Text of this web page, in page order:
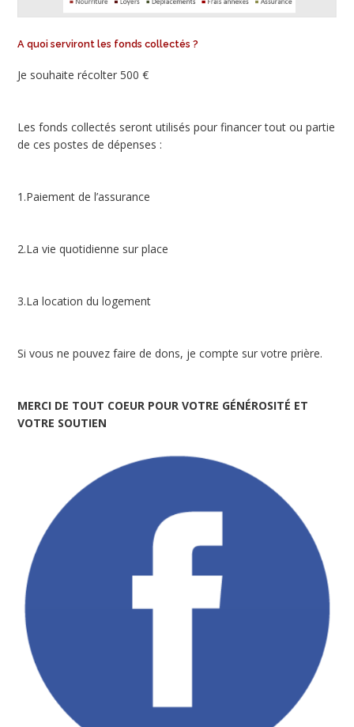
A quoi serviront les fonds collectés ?
Je souhaite récolter 500 €
Les fonds collectés seront utilisés pour financer tout ou partie
de ces postes de dépenses :
1.Paiement de l’assurance
2.La vie quotidienne sur place
3.La location du logement
Si vous ne pouvez faire de dons, je compte sur votre prière.
MERCI DE TOUT COEUR POUR VOTRE GÉNÉROSITÉ ET
VOTRE SOUTIEN